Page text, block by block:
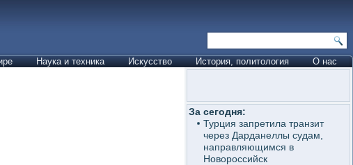
Наука и техника Искусство История, политология О нас
За сегодня:
Турция запретила транзит
через Дарданеллы судам,
направляющимся в
Новороссийск